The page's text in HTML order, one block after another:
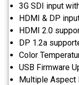
3G SDI input
HDMI & DP
HDMI 2.0
DP 1.2a
Color
USB Firmware
Multiple Aspect